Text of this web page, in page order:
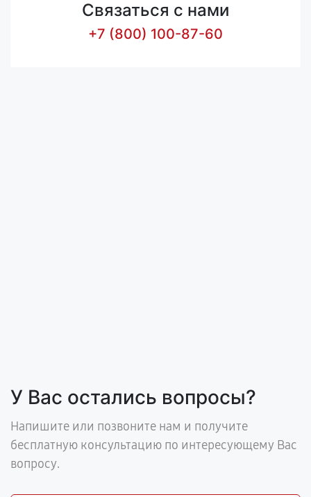
Связаться с нами
+7 (800) 100-87-60
У Вас остались вопросы?
Напишите или позвоните нам и получите
бесплатную консультацию по интересующему Вас
вопросу.